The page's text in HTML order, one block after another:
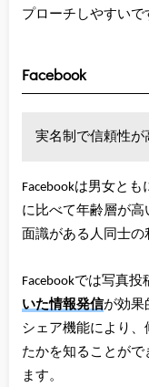
プローチしやすいで
Facebook
実名制で信頼性が
Facebookは男女と
に比べて年齢層が高
面識がある人同士の
Facebookでは写真投
いた情報発信が効果
シェア機能により
たかを知ることが
ます。